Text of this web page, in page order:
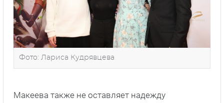
Фото: Лариса Кудрявцева
Макеева также не оставляет надежду